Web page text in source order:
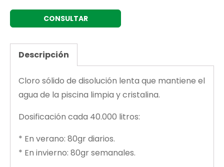
CONSULTAR
Descripción
Cloro sólido de disolución lenta que mantiene el
agua de la piscina limpia y cristalina.
Dosificación cada 40.000 litros:
* En verano: 80gr diarios.
* En invierno: 80gr semanales.